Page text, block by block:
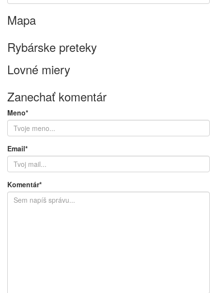
Mapa
Rybárske preteky
Lovné miery
Zanechať komentár
Meno*
Email*
Komentár*